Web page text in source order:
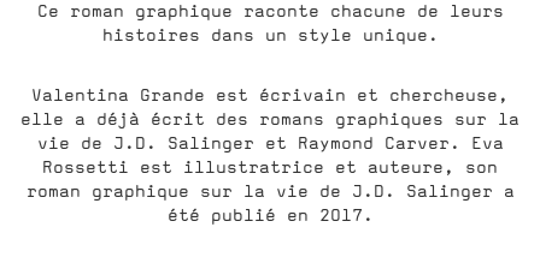
Ce roman graphique raconte chacune de leurs
histoires dans un style unique.
Valentina Grande est écrivain et chercheuse,
elle a déjà écrit des romans graphiques sur la
vie de J.D. Salinger et Raymond Carver. Eva
Rossetti est illustratrice et auteure, son
roman graphique sur la vie de J.D. Salinger a
été publié en 2017.